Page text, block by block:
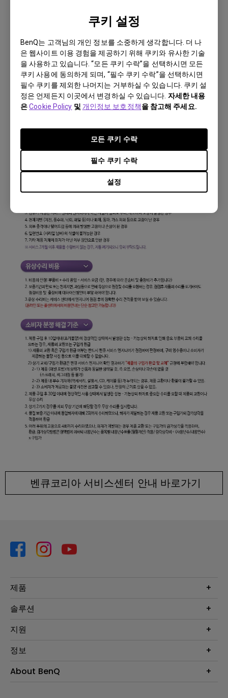
쿠키 설정
BenQ는 고객님의 개인 정보를 소중하게 생각합니다. 더 나
은 웹사이트 이용 경험을 제공하기 위해 쿠키와 유사한 기술
을 사용하고 있습니다. “모든 쿠키 수락”을 선택하시면 모든
쿠키 사용에 동의하게 되며, “필수 쿠키 수락”을 선택하시면
필수 쿠키를 제외한 나머지는 거부하실 수 있습니다. 쿠키 설
정은 언제든지 이곳에서 변경하실 수 있습니다. 자세한 내용
은Cookie Policy 및 개인정보 보호정책을 참고해 주세요.
설정
필수 쿠키 수락
모든 쿠키 수락
벤큐코리아 서비스센터 안내 바로가기
제품
프로젝터
조명
솔루션
Eye-Care 모니터
e스포츠
비즈니스 디스플레이
지원
문의
서비스센터
정보
프로젝터 거리계산기
About BenQ